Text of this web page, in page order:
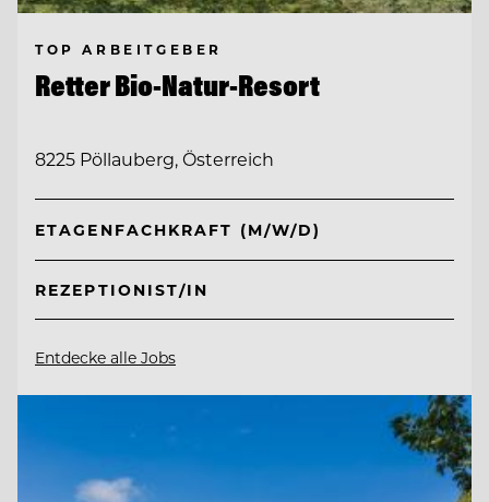
TOP ARBEITGEBER
Retter Bio-Natur-Resort
8225 Pöllauberg, Österreich
ETAGENFACHKRAFT (M/W/D)
REZEPTIONIST/IN
Entdecke alle Jobs